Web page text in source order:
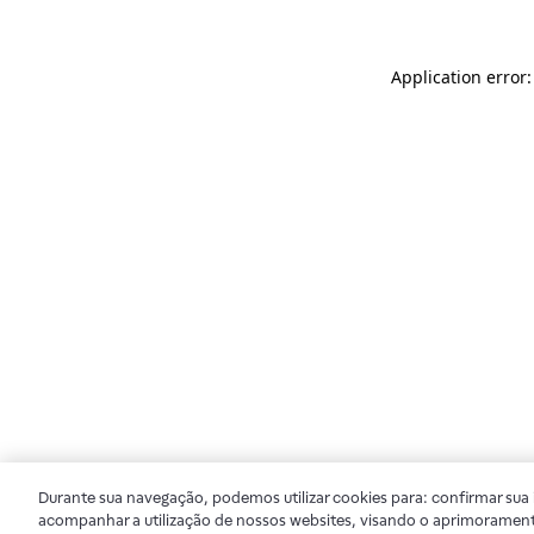
Application
Durante sua navegação, podemos utilizar cookies para: confirmar
acompanhar a utilização de nossos websites, visando o